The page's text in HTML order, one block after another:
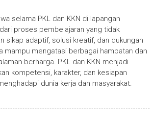
selama PKL dan KKN di lapangan
proses pembelajaran yang tidak
sikap adaptif, solusi kreatif, dan dukungan
mampu mengatasi berbagai hambatan dan
berharga. PKL dan KKN menjadi
kompetensi, karakter, dan kesiapan
dunia kerja dan masyarakat.